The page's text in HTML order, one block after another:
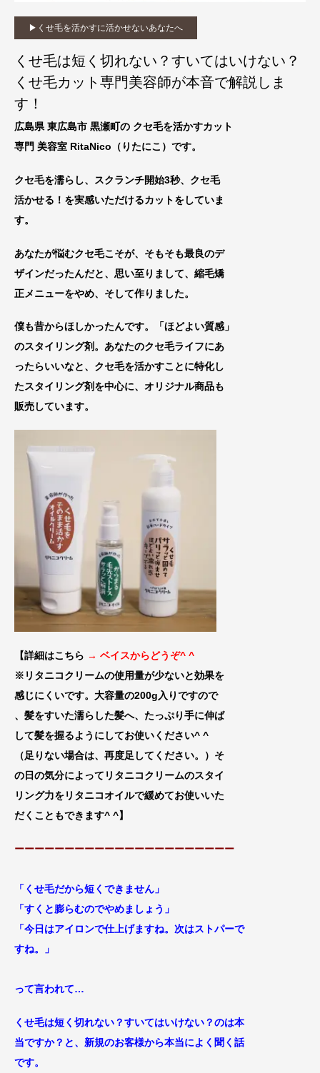
▶︎くせ毛を活かすに活かせないあなたへ
くせ毛は短く切れない？すいてはいけない？
くせ毛カット専門美容師が本音で解説しま
す！
広島県 東広島市 黒瀬町の クセ毛を活かすカット
専門 美容室 RitaNico （りたにこ）です。
クセ毛を濡らし、スクランチ開始3秒、クセ毛
活かせる！を実感いただけるカットをしていま
す。
あなたが悩むクセ毛こそが、そもそも最良のデ
ザインだったんだと、思い至りまして、縮毛矯
正メニューをやめ、 そして作りました。
僕も昔からほしかったんです。「ほどよい質感」
のスタイリング剤。あなたのクセ毛ライフにあ
ったらいいなと、 クセ毛を活かすことに特化し
たスタイリング剤を中心に、オリジナル商品も
販売しています。
【詳細はこちら → ベイスからどうぞ^ ^
※リタニコクリームの使用量が少ないと効果を
感じにくいです。大容量の200g入りですので
、髪をすいた濡らした髪へ、たっぷり手に伸ば
して髪を握るようにしてお使いください^ ^
（足りない場合は、再度足してください。）そ
の日の気分によってリタニコクリームのスタイ
リング力をリタニコオイルで緩めてお使いいた
だくこともできます^ ^】
ーーーーーーーーーーーーーーーーーーーーーー
「くせ毛だから短くできません」
「すくと膨らむのでやめましょう」
「今日はアイロンで仕上げますね。次はストパーで
すね。」
って言われて…
くせ毛は短く切れない？すいてはいけない？のは本
当ですか？と、新規のお客様から本当によく聞く 話
です。